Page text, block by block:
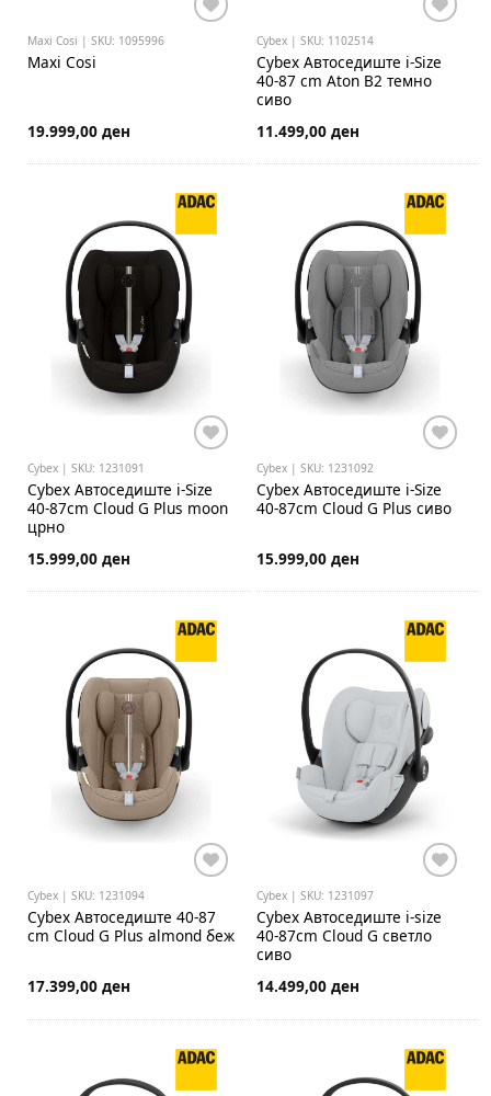
Maxi Cosi | SKU: 1095996
Maxi Cosi
19.999,00 ден
Cybex | SKU: 1102514
CybexАвтоседиште i-Size
40-87 cm Aton B2 темно
сиво
11.499,00 ден
Cybex | SKU: 1231091
CybexАвтоседиште i-Size
40-87cm Cloud G Plus moon
црно
15.999,00 ден
Cybex | SKU: 1231092
CybexАвтоседиште i-Size
40-87cm Cloud G Plus сиво
15.999,00 ден
Cybex | SKU: 1231094
CybexАвтоседиште 40-87
cm Cloud G Plus almond беж
17.399,00 ден
Cybex | SKU: 1231097
CybexАвтоседиште i-size
40-87cm Cloud G светло
сиво
14.499,00 ден